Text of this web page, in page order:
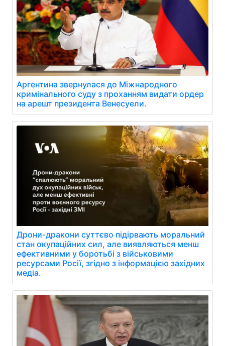
Аргентина звернулася до Міжнародного
кримінального суду з проханням видати ордер
на арешт президента Венесуели.
Дрони-дракони суттєво підірвають моральний
стан окупаційних сил, але виявляються менш
ефективними у боротьбі з військовими
ресурсами Росії, згідно з інформацією західних
медіа.